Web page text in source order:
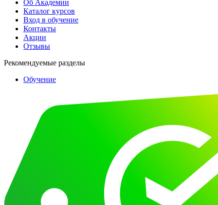
Об Академии
Каталог курсов
Вход в обучение
Контакты
Акции
Отзывы
Рекомендуемые разделы
Обучение